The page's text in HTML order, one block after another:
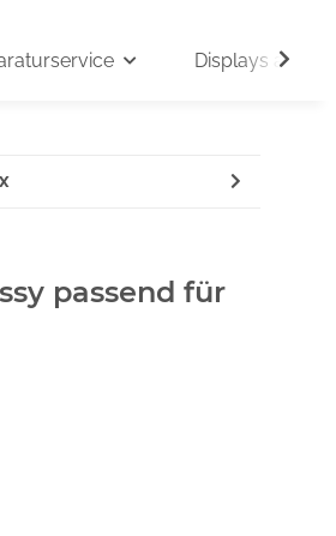
Displays auf
passend für